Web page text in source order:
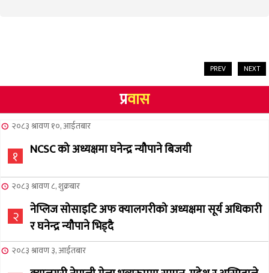
PREV NEXT
प्रवास
२०८३ श्रावण १०, आईतबार
१ NCSC को अध्यक्षमा घनेन्द्र न्यौपाने बिजयी
२०८३ श्रावण ८, शुक्रबार
२
नेप्लिज सोसाइटि अफ क्यालगरीको अध्यक्षमा सूर्य अधिकारी
र घनेन्द्र न्यौपाने भिड्दै
२०८३ श्रावण ३, आईतबार